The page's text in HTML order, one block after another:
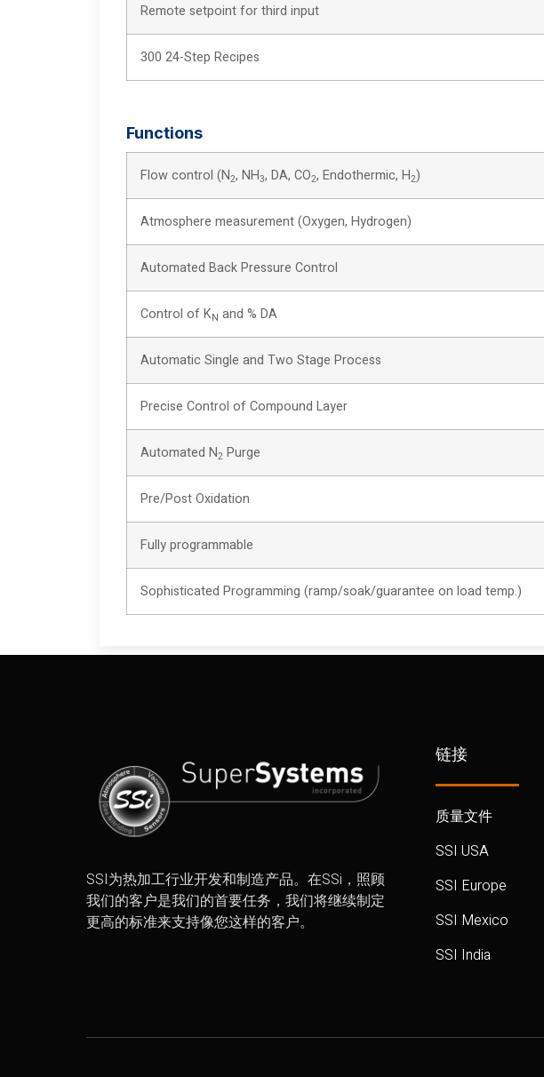
Remote setpoint for third input
300 24-Step Recipes
Functions
Flow control (N2, NH3, DA, CO2, Endothermic, H2)
Atmosphere measurement (Oxygen, Hydrogen)
Automated Back Pressure Control
Control of KN and % DA
Automatic Single and Two Stage Process
Precise Control of Compound Layer
Automated N2 Purge
Pre/Post Oxidation
Fully programmable
Sophisticated Programming (ramp/soak/guarantee on load temp.)
SSI为热加工行业开发和制造产品。在SSi，照顾
我们的客户是我们的首要任务，我们将继续制定
更高的标准来支持像您这样的客户。
链接
质量文件
SSI USA
SSI Europe
SSI Mexico
SSI India